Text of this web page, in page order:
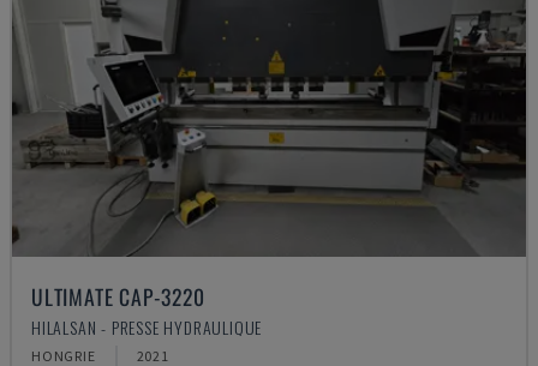
ULTIMATE CAP-3220
HILALSAN - PRESSE HYDRAULIQUE
HONGRIE 2021